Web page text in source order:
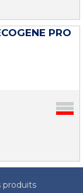
PRO
produits